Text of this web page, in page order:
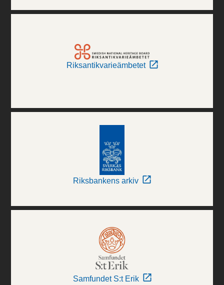
Riksantikvarieämbetet
Riksbankens arkiv
Samfundet S:t Erik